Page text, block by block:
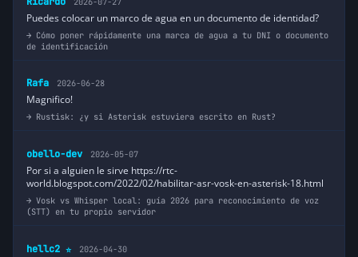
Puedes colocar un marco de agua en un documento de identidad?
Cómo poner rápidamente una marca de agua a tu DNI o documento
de identificación
Rafa 2026-06-28
Magnifico!
Rustisk: ¿y si Asterisk estuviera escrito en Rust?
obello-dev 2026-05-07
Por si a alguien le sirve https://rtc-
world.blogspot.com/2022/02/habilitar-asr-vosk-en-asterisk-18.html
Vosk vs Whisper local: guía 2026 para reconocimiento de voz
(STT) en tu propio servidor
hellc2 ⭐ 2026-04-30